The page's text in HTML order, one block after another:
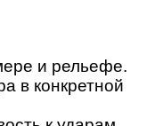
и рельефе.
в конкретной